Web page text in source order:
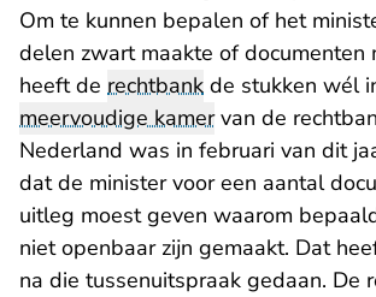
Om te kunnen bepalen of het
delen zwart maakte of documenten
heeft de rechtbank de stukken wél
meervoudige kamervan de
Nederland was in februari van dit
dat de minister voor een aantal
uitleg moest geven waarom
niet openbaar zijn gemaakt. Dat
na die tussenuitspraak- U verlaat
gedaan. De